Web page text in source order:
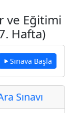
ve Eğitimi
Hafta)
Sınava Başla
Sınavı